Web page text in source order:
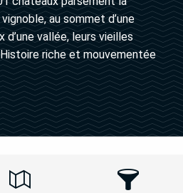
au sommet d’une
d’une vallée, leurs vieilles
riche et mouvementée